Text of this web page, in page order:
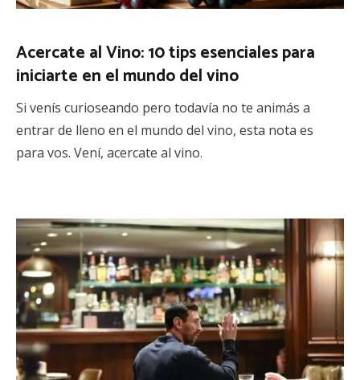
Acercate al Vino: 10 tips esenciales para
iniciarte en el mundo del vino
Si venís curioseando pero todavía no te animás a
entrar de lleno en el mundo del vino, esta nota es
para vos. Vení, acercate al vino.